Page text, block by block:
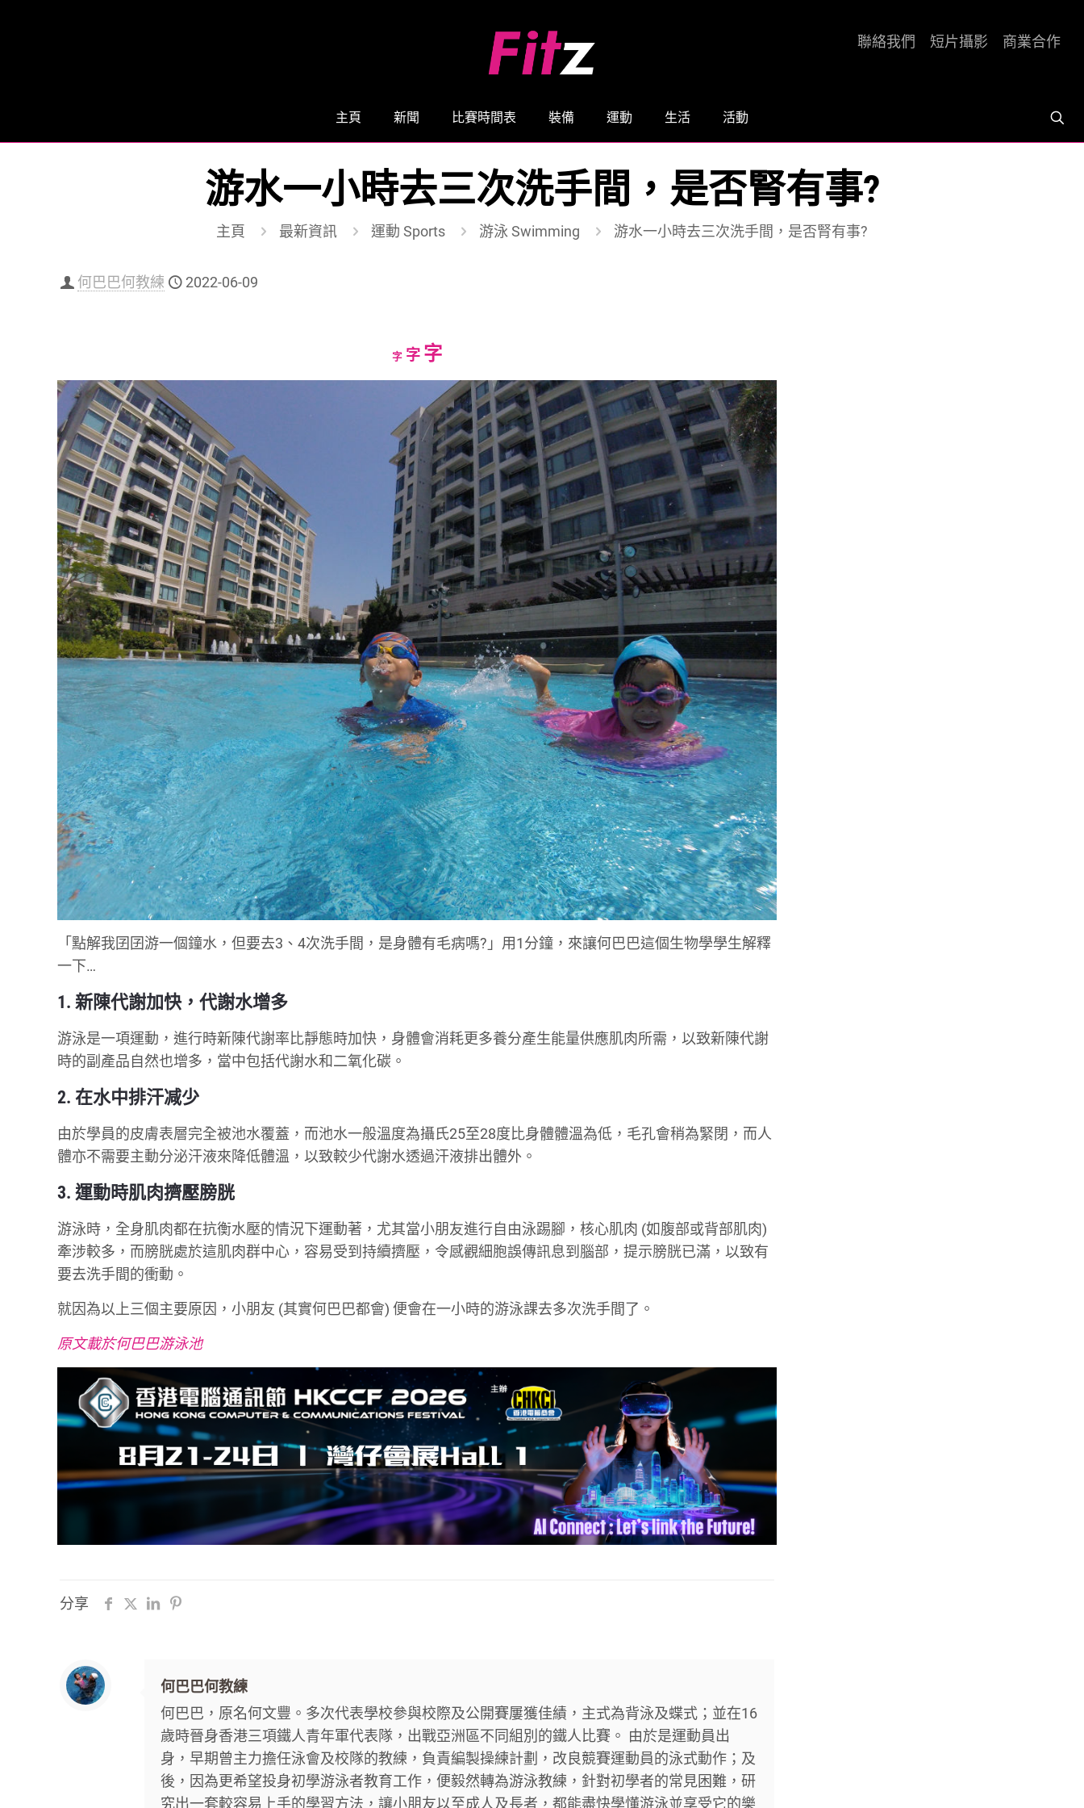
主頁 新聞 比賽時間表 裝備 運動 生活 活動
聯絡我們 短片攝影 商業合作
游水一小時去三次洗手間，是否腎有事?
主頁 最新資訊 運動 Sports 游泳 Swimming 游水一小時去三次洗手間，是否腎有事?
何巴巴何教練 2022-06-09
字Decrease
字Reset
size.
字Increase
font
size.
「點解我囝囝游一個鐘水，但要去3、4次洗手間，是身體有毛病嗎?」用1分鐘，來讓何巴巴這個生物學學生解釋
一下…
1. 新陳代謝加快，代謝水增多
游泳是一項運動，進行時新陳代謝率比靜態時加快，身體會消耗更多養分產生能量供應肌肉所需，以致新陳代謝
時的副產品自然也增多，當中包括代謝水和二氧化碳。
2. 在水中排汗减少
由於學員的皮膚表層完全被池水覆蓋，而池水一般溫度為攝氏25至28度比身體體溫為低，毛孔會稍為緊閉，而人
體亦不需要主動分泌汗液來降低體溫，以致較少代謝水透過汗液排出體外。
3. 運動時肌肉擠壓膀胱
游泳時，全身肌肉都在抗衡水壓的情況下運動著，尤其當小朋友進行自由泳踢腳，核心肌肉 (如腹部或背部肌肉)
牽涉較多，而膀胱處於這肌肉群中心，容易受到持續擠壓，令感觀細胞誤傳訊息到腦部，提示膀胱已滿，以致有
要去洗手間的衝動。
就因為以上三個主要原因，小朋友 (其實何巴巴都會) 便會在一小時的游泳課去多次洗手間了。
原文載於何巴巴游泳池
分享
何巴巴何教練
何巴巴，原名何文豐。多次代表學校參與校際及公開賽屢獲佳績，主式為背泳及蝶式；並在16
歲時晉身香港三項鐵人青年軍代表隊，出戰亞洲區不同組別的鐵人比賽。 由於是運動員出
身，早期曾主力擔任泳會及校隊的教練，負責編製操練計劃，改良競賽運動員的泳式動作；及
後，因為更希望投身初學游泳者教育工作，便毅然轉為游泳教練，針對初學者的常見困難，研
究出一套較容易上手的學習方法，讓小朋友以至成人及長者，都能盡快學懂游泳並享受它的樂